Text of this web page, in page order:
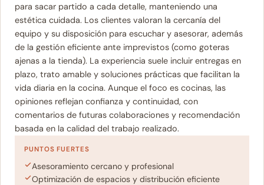
para sacar partido a cada detalle, manteniendo una
estética cuidada. Los clientes valoran la cercanía del
equipo y su disposición para escuchar y asesorar, además
de la gestión eficiente ante imprevistos (como goteras
ajenas a la tienda). La experiencia suele incluir entregas en
plazo, trato amable y soluciones prácticas que facilitan la
vida diaria en la cocina. Aunque el foco es cocinas, las
opiniones reflejan confianza y continuidad, con
comentarios de futuras colaboraciones y recomendación
basada en la calidad del trabajo realizado.
PUNTOS FUERTES
Asesoramiento cercano y profesional
Optimización de espacios y distribución eficiente